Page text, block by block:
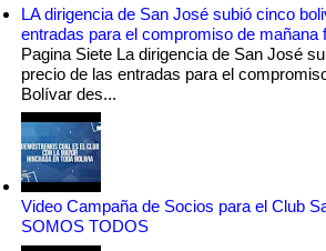
LA dirigencia de San José subió cinco
entradas para el compromiso de mañana
Pagina Siete La dirigencia de San José
precio de las entradas para el
Bolívar des...
Video Campaña de Socios para el Club
SOMOS TODOS